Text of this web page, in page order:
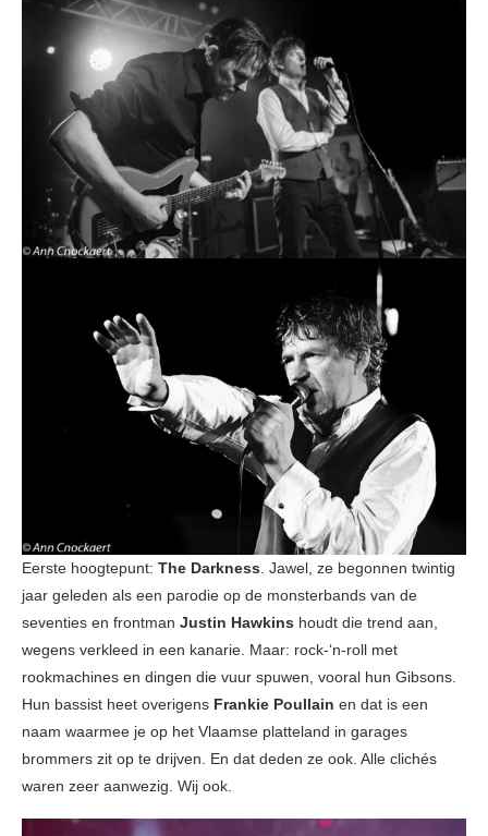
Eerste hoogtepunt: The Darkness. Jawel, ze begonnen twintig
jaar geleden als een parodie op de monsterbands van de
seventies en frontman Justin Hawkins houdt die trend aan,
wegens verkleed in een kanarie. Maar: rock-‘n-roll met
rookmachines en dingen die vuur spuwen, vooral hun Gibsons.
Hun bassist heet overigens Frankie Poullain en dat is een
naam waarmee je op het Vlaamse platteland in garages
brommers zit op te drijven. En dat deden ze ook. Alle clichés
waren zeer aanwezig. Wij ook.